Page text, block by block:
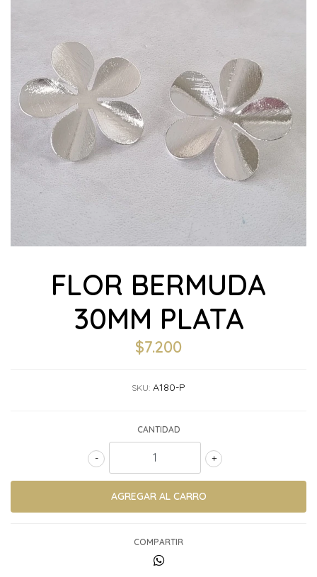
FLOR BERMUDA
30MM PLATA
$7.200
SKU: A180-P
CANTIDAD
+
-
COMPARTIR